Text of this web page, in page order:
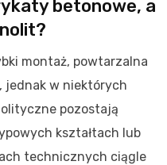
betonowe, a
montaż, powtarzalna
jednak w niektórych
pozostają
kształtach lub
technicznych ciągle